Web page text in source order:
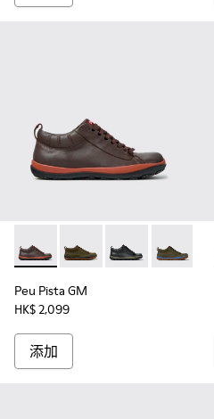
Peu Pista GM - K300285-048 -
Peu Pista GM -
Peu Pista GM -
Peu
Peu Pista GM
HK$ 2,099
添加